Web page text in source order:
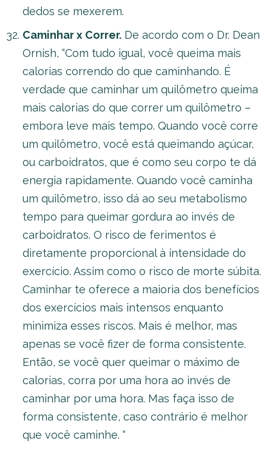
dedos se mexerem.
Caminhar x Correr. De acordo com o Dr. Dean
Ornish, “Com tudo igual, você queima mais
calorias correndo do que caminhando. É
verdade que caminhar um quilômetro queima
mais calorias do que correr um quilômetro –
embora leve mais tempo. Quando você corre
um quilômetro, você está queimando açúcar,
ou carboidratos, que é como seu corpo te dá
energia rapidamente. Quando você caminha
um quilômetro, isso dá ao seu metabolismo
tempo para queimar gordura ao invés de
carboidratos. O risco de ferimentos é
diretamente proporcional à intensidade do
exercício. Assim como o risco de morte súbita.
Caminhar te oferece a maioria dos benefícios
dos exercícios mais intensos enquanto
minimiza esses riscos. Mais é melhor, mas
apenas se você fizer de forma consistente.
Então, se você quer queimar o máximo de
calorias, corra por uma hora ao invés de
caminhar por uma hora. Mas faça isso de
forma consistente, caso contrário é melhor
que você caminhe. “